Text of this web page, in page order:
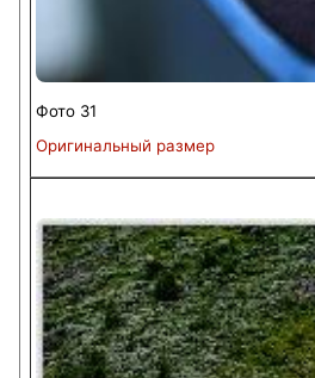
Фото 31
Оригинальный размер